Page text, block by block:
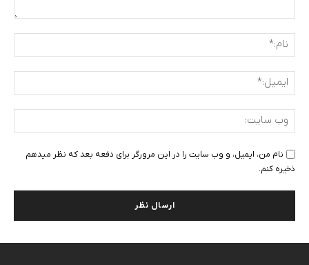
نام من، ایمیل، و وب سایت را در این مرورگر برای دفعه بعد که نظر میدهم
ذخیره کنم.